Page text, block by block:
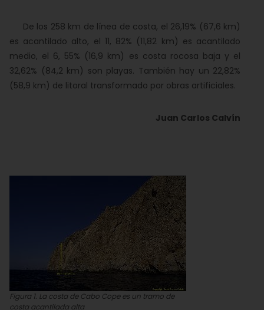
De los 258 km de línea de costa, el 26,19% (67,6 km)
es acantilado alto, el 11, 82% (11,82 km) es acantilado
medio, el 6, 55% (16,9 km) es costa rocosa baja y el
32,62% (84,2 km) son playas. También hay un 22,82%
(58,9 km) de litoral transformado por obras artificiales.
Juan Carlos Calvín
Figura 1. La costa de Cabo Cope es un tramo de
costa acantilada alta